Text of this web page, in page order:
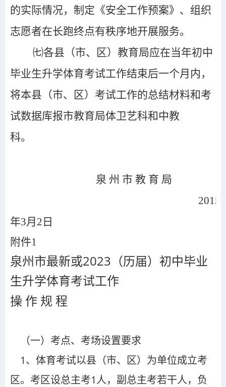
的实际情况，制定《安全工作预案》、组织
志愿者在长跑终点有秩序地开展服务。
㈦各县（市、区）教育局应在当年初中
毕业生升学体育考试工作结束后一个月内，
将本县（市、区）考试工作的总结材料和考
试数据库报市教育局体卫艺科和中教
科。
泉 州 市 教 育 局
2015
年3月 2 日
附件1
泉州市最新或2023（历届）初中毕业
生升学体育考试工作
操 作 规 程
（一） 考点、考场设置要求
1、体育考试以县（市、区）为单位成立考
区。考区设总主考1人，副总主考若干人，负